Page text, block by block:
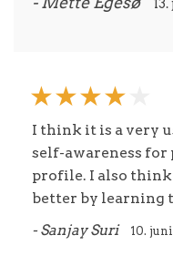
I think it is a very
self-awareness for
profile. I also
better by learning
- Sanjay Suri
10.